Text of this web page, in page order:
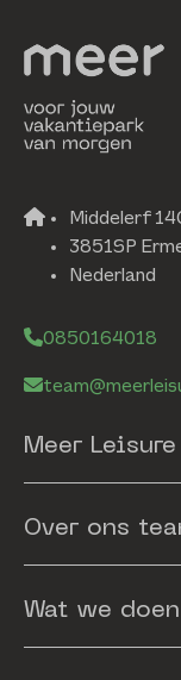
Middelerf
3851SP
Nederland
0850164018
Meer
Over ons
Wat we doen